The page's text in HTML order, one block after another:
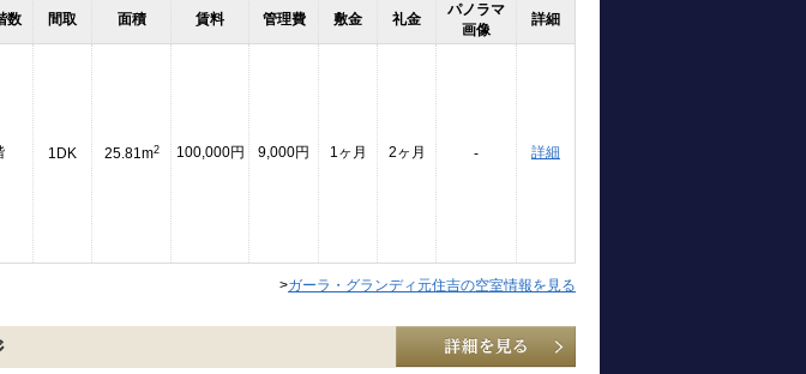
数 間取 面積 賃料 管理費 敷金 礼金
パノラマ
画像
詳細
1DK 25.81m2 100,000円 9,000円 1ヶ月 2ヶ月 - 詳細
>ガーラ・グランディ元住吉の空室情報を見る